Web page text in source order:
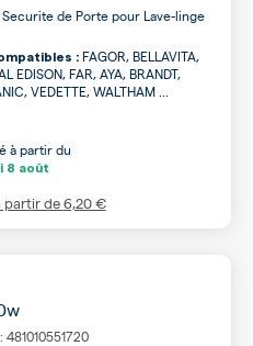
de Porte pour Lave-linge
: FAGOR, BELLAVITA,
EDISON, FAR, AYA, BRANDT,
VEDETTE, WALTHAM ...
à partir du
8 août
partir de6,20 €